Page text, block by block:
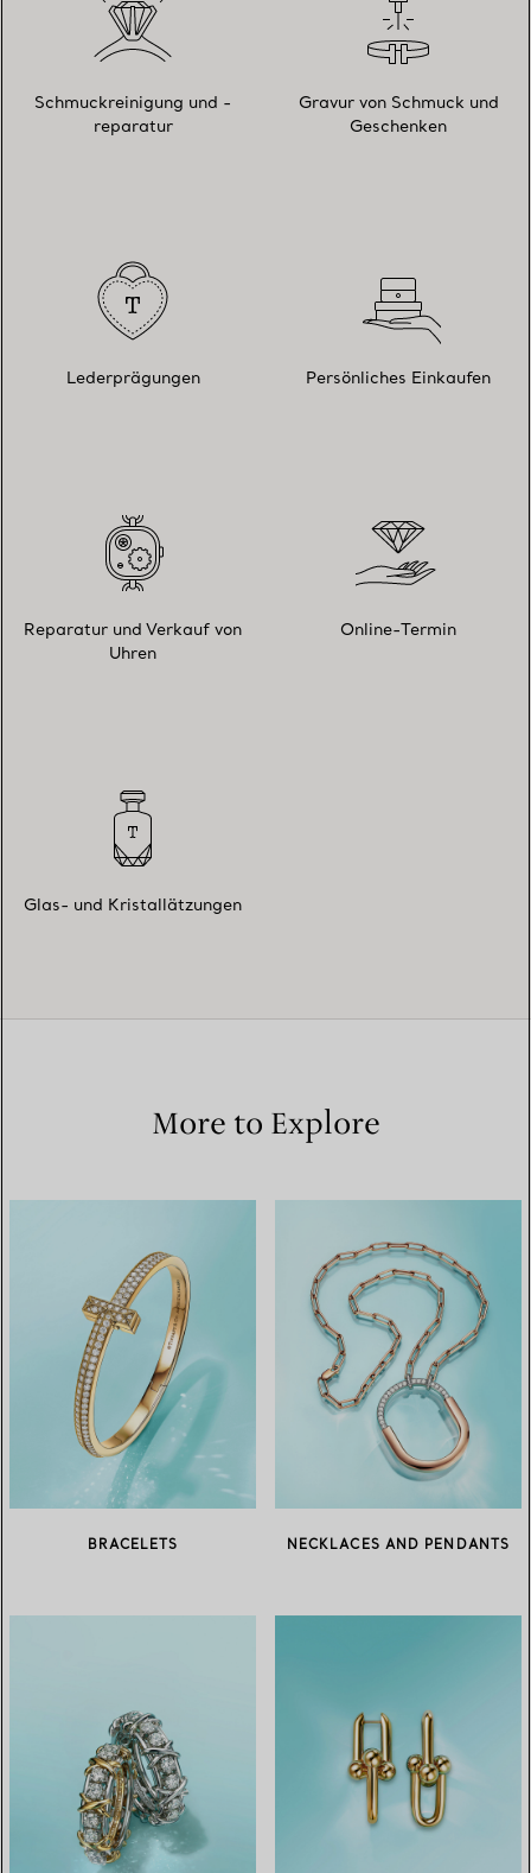
Schmuckreinigung und -
reparatur
Gravur von Schmuck und
Geschenken
Lederprägungen Persönliches Einkaufen
Reparatur und Verkauf von
Uhren
Online-Termin
Glas- und Kristallätzungen
More to Explore
BRACELETS NECKLACES AND PENDANTS